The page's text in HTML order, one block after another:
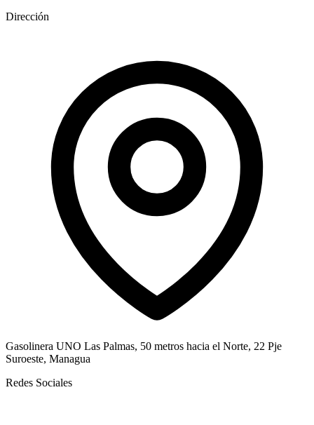
Dirección
Gasolinera UNO Las Palmas, 50 metros hacia el Norte, 22 Pje
Suroeste, Managua
Redes Sociales